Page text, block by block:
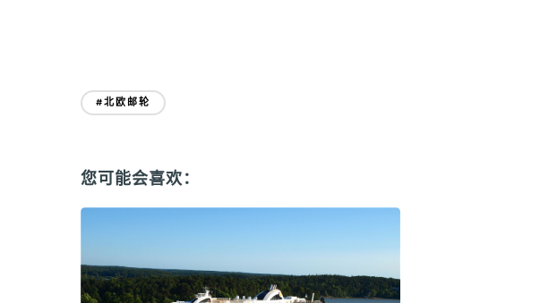
#北欧邮轮
您可能会喜欢：